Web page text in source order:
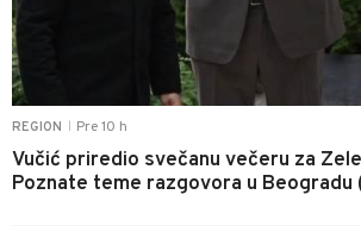
REGION Pre 10 h
Vučić priredio svečanu večeru za
Poznate teme razgovora u Beogradu